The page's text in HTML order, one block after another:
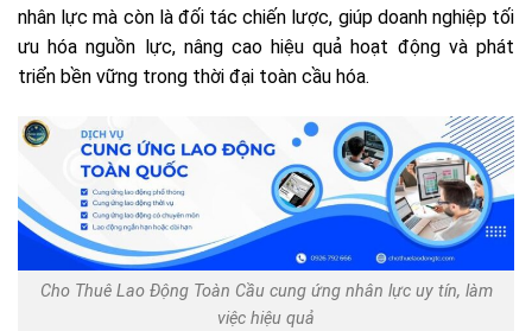
nhân lực mà còn là đối tác chiến lược, giúp doanh nghiệp tối
ưu hóa nguồn lực, nâng cao hiệu quả hoạt động và phát
triển bền vững trong thời đại toàn cầu hóa.
Cho Thuê Lao Động Toàn Cầu cung ứng nhân lực uy tín, làm
việc hiệu quả